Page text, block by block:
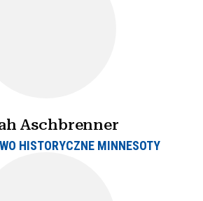
Aschbrenner
HISTORYCZNE MINNESOTY